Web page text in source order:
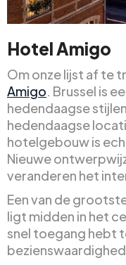
Hotel Amigo
Om onze lijst af te
Amigo. Brussel is
hedendaagse
hedendaagse
hotelgebouw is
Nieuwe
veranderen het
Een van de
ligt midden in het
snel toegang hebt